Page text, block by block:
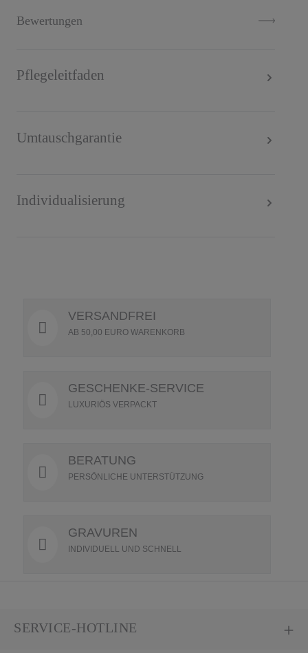
Bewertungen
Pflegeleitfaden
Umtauschgarantie
Individualisierung
VERSANDFREI
AB 50,00 EURO WARENKORB
GESCHENKE-SERVICE
LUXURIÖS VERPACKT
BERATUNG
PERSÖNLICHE UNTERSTÜTZUNG
GRAVUREN
INDIVIDUELL UND SCHNELL
SERVICE-HOTLINE